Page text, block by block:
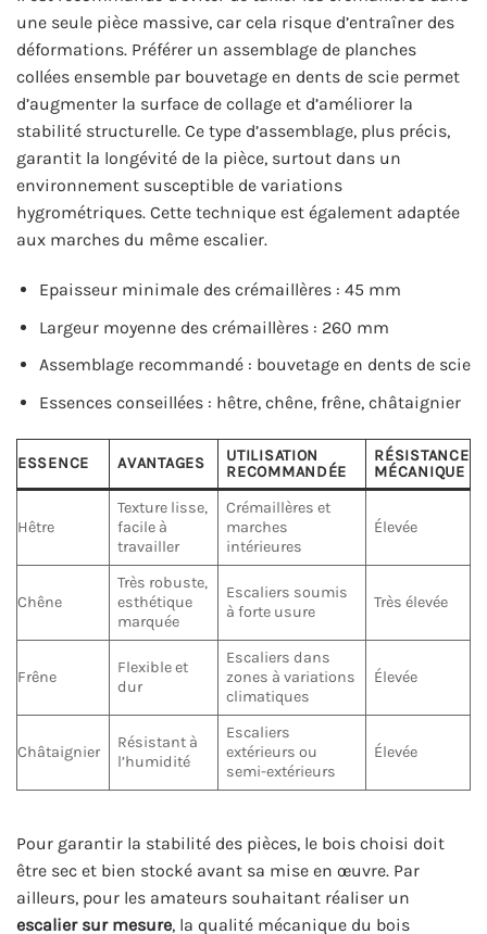
une seule pièce massive, car cela risque d’entraîner des
déformations. Préférer un assemblage de planches
collées ensemble par bouvetage en dents de scie permet
d’augmenter la surface de collage et d’améliorer la
stabilité structurelle. Ce type d’assemblage, plus précis,
garantit la longévité de la pièce, surtout dans un
environnement susceptible de variations
hygrométriques. Cette technique est également adaptée
aux marches du même escalier.
Epaisseur minimale des crémaillères : 45 mm
Largeur moyenne des crémaillères : 260 mm
Assemblage recommandé : bouvetage en dents de scie
Essences conseillées : hêtre, chêne, frêne, châtaignier
ESSENCE AVANTAGES
UTILISATION
RECOMMANDÉE
RÉSISTANCE
MÉCANIQUE
Hêtre
Texture lisse,
facile à
travailler
Crémaillères et
marches
intérieures
Élevée
Chêne
Très robuste,
esthétique
marquée
Escaliers soumis
à forte usure
Très élevée
Frêne
Flexible et
dur
Escaliers dans
zones à variations
climatiques
Élevée
Châtaignier
Résistant à
l’humidité
Escaliers
extérieurs ou
semi-extérieurs
Élevée
Pour garantir la stabilité des pièces, le bois choisi doit
être sec et bien stocké avant sa mise en œuvre. Par
ailleurs, pour les amateurs souhaitant réaliser un
escalier sur mesure, la qualité mécanique du bois